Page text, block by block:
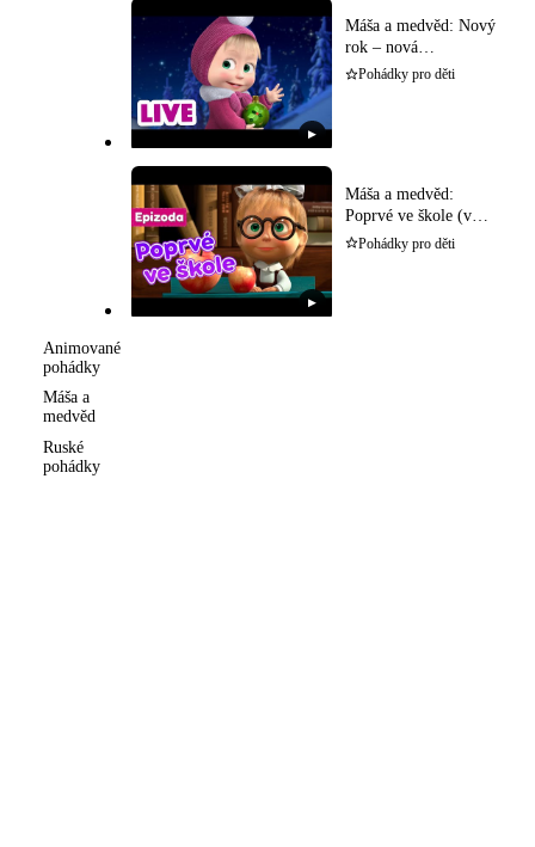
Animované
pohádky
Máša a
medvěd
Ruské
pohádky
▶
Máša a medvěd: Nový
rok – nová
dobrodružství (v
Pohádky pro děti
▶
Máša a medvěd:
Poprvé ve škole (v
češtině)
Pohádky pro děti